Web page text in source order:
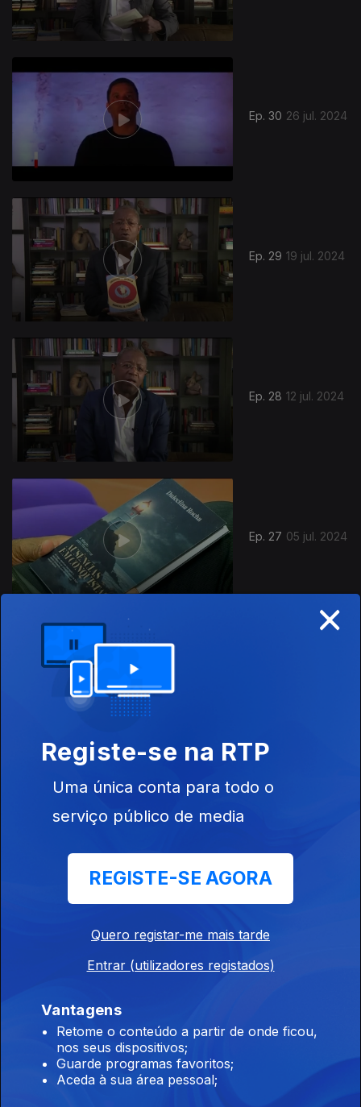
Ep. 30 26 jul. 2024
Ep. 29 19 jul. 2024
Ep. 28 12 jul. 2024
Ep. 27 05 jul. 2024
14 jun. 2024
×
Registe-se na RTP
Uma única conta para todo o
serviço público de media
REGISTE-SE AGORA
Quero registar-me mais tarde
Entrar (utilizadores registados)
Vantagens
Retome o conteúdo a partir de onde ficou,
nos seus dispositivos;
Guarde programas favoritos;
Aceda à sua área pessoal;